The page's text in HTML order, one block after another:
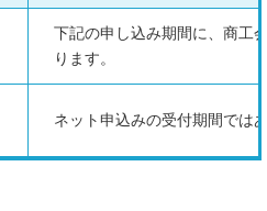
下記の申し込み期間に、商工
ります。
ネット申込みの受付期間では